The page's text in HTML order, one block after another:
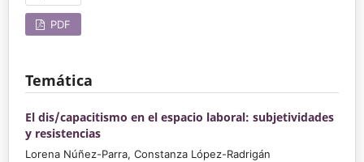
PDF
Temática
El dis/capacitismo en el espacio laboral: subjetividades
y resistencias
Lorena Núñez-Parra, Constanza López-Radrigán